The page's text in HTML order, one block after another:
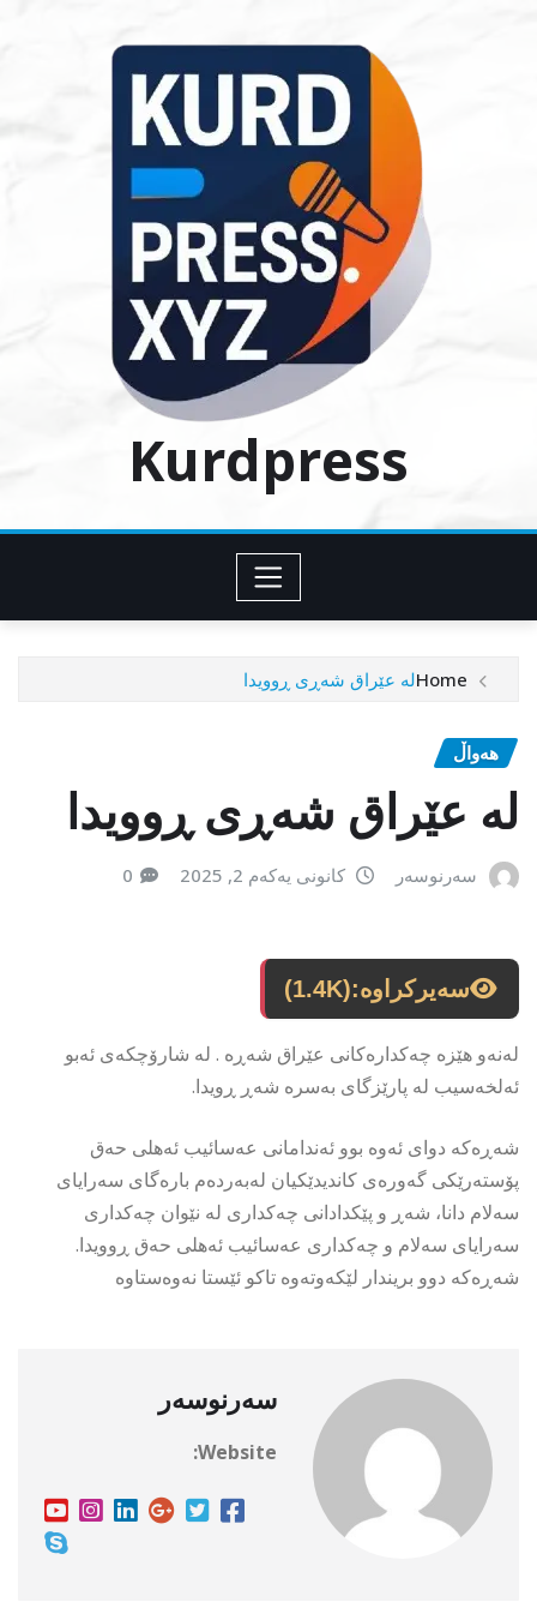
Kurdpress
Homeلە عێراق شەڕی ڕوویدا
هەواڵ
لە عێراق شەڕی ڕوویدا
سەرنوسەر کانونی یەکەم 2, 2025 0
سەیرکراوە:(1.4K)
لەنەو هێزە چەکدارەکانی عێراق شەڕە . لە شارۆچکەی ئەبو
ئەلخەسیب لە پارێزگای بەسرە شەڕ ڕویدا.
شەڕەکە دوای ئەوە بوو ئەندامانی عەسائیب ئەهلی حەق
پۆستەرێکی گەورەی کاندیدێکیان لەبەردەم بارەگای سەرایای
سەلام دانا، شەڕ و پێکدادانی چەکداری لە نێوان چەکداری
سەرایای سەلام و چەکداری عەسائیب ئەهلی حەق ڕوویدا.
شەڕەکە دوو بریندار لێکەوتەوە تاکو ئێستا نەوەستاوە
سەرنوسەر
Website: